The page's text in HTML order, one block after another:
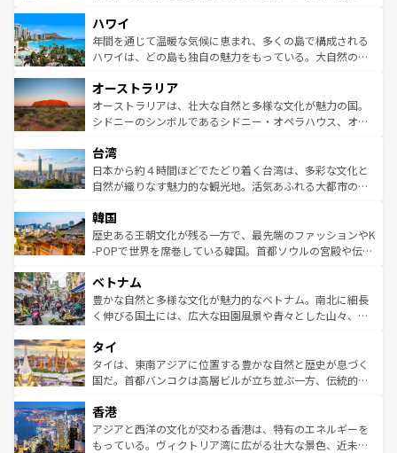
ば市内交通費無料で観光を楽しむこともできる。 なお、新
着のスイス情報はコンテンツ一覧 を参照してほしい。
のような巨大都市は、観光、ショッピング、エンターテイ
ンメントが詰まった刺激的なスポットだ。一方、アメリカ
西部には大自然が広がり、グランドキャニオンやイエロー
部のニューオーリンズでは、音楽と美食が融合した独特の
文化が魅力。旅行者はアメリカの各地域で異なる魅力を楽
しみながら、その多様性と豊かな歴史を感じることができ
ならではの贅沢な旅のスタイルだ。 なお、新着のアメリカ
情報はコンテンツ一覧を参照してほしい。
ハワイ
年間を通じて温暖な気候に恵まれ、多くの島で構成される
ハワイは、どの島も独自の魅力をもっている。大自然の神
ワイ島は見逃せない。また、定番の観光地といえばオアフ
島だが、静かな自然を求めるならマウイ島やカウアイ島が
おすすめ。エメラルドグリーンに輝く海をはじめ、豊かな
れるおもてなしの心で訪れる人々を迎えてくれるハワイの
人々、おいしいローカルフードやハワイアンミュージッ
ク、伝統的なフラダンスなど、すべてがハワイの魅力を彩
ワイを、存分に味わってほしい。 なお、新着のハワイ情報
はコンテンツ一覧を参照してほしい。
オーストラリア
オーストラリアは、壮大な自然と多様な文化が魅力の国。
シドニーのシンボルであるシドニー・オペラハウス、オー
リアリーフや大陸中央部にそびえるウルル（エアーズロッ
ク）、タスマニアの美しい原生林やケアンズの熱帯雨林な
ど、見どころがたくさん。また、カフェやワイン、オージ
いる。アクティビティも充実しており、サーフィンやダイ
ビング、ハイキングなど、アウトドア好きにはたまらな
い。オーストラリアの多彩な魅力を存分に味わいつくそ
参照してほしい。
台湾
日本から約４時間ほどでたどり着く台湾は、多彩な文化と
自然が織りなす魅力的な観光地。活気あふれる大都市の台
ン）、静ひつな山岳地帯である台湾東部など、都市の喧騒
と山間の静けさが共存しており、訪れる人に新しい発見と
驚きをもたらしてくれる。また、奥深い台湾の食文化も魅
容にもいいと評判のスイーツなど、バラエティ豊かな料理
が味わえる。 なお、新着の台湾情報は コンテンツ一覧を参
照してほしい。
韓国
歴史ある王朝文化が残る一方で、最先端のファッションやK
-POPで世界を席巻している韓国。首都ソウルの宮殿や伝統
き、地方に足を延ばせば四季折々の自然美を楽しむことが
できる。そして、キムチや焼肉、絶品のストリートフード
まで、さまざまな韓国料理が待っている。夜には、韓国な
リティに包まれながら、韓国の多彩な魅力を心ゆくまで味
わってみてほしい。 なお、新着の韓国情報はコンテンツ一
覧を参照してほしい。
ベトナム
豊かな自然と多様な文化が魅力的なベトナム。南北に細長
く伸びる国土には、広大な田園風景や青々とした山々、世
急速な発展と共に伝統が息づく。ハノイの古い町並みやホ
ーチミン市のフランス統治時代の建物も、独特の雰囲気を
醸し出している。また、バラエティの豊かさとおいしさで
とつ。フォーやバインミー、ベトナムコーヒーなどは、ぜ
ひ現地で味わいたい。どの地域を訪れてもあたたかい人々
が旅行者を迎えてくれるので、きっと忘れられない旅にな
タイ
タイは、東南アジアに位置する豊かな自然と歴史が息づく
国だ。首都バンコクは高層ビルが立ち並ぶ一方、伝統的な
の活気が交差している。北部ではチェンマイなどの山岳地
帯で自然と触れ合い、南部ではプーケットやクラビの美し
いビーチでリゾート気分を楽しむことができる。タイ料理
香港
アジアと西洋の文化が交わる香港は、特有のエネルギーを
もっている。ヴィクトリア湾に広がる壮大な景色、近未来